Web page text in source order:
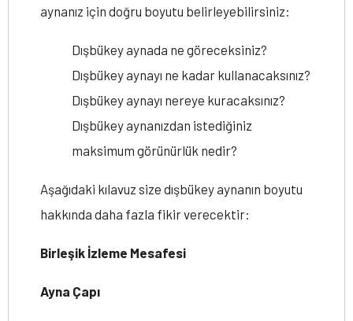
aynanız için doğru boyutu belirleyebilirsiniz:
Dışbükey aynada ne göreceksiniz?
Dışbükey aynayı ne kadar kullanacaksınız?
Dışbükey aynayı nereye kuracaksınız?
Dışbükey aynanızdan istediğiniz
maksimum görünürlük nedir?
Aşağıdaki kılavuz size dışbükey aynanın boyutu
hakkında daha fazla fikir verecektir:
Birleşik İzleme Mesafesi
Ayna Çapı